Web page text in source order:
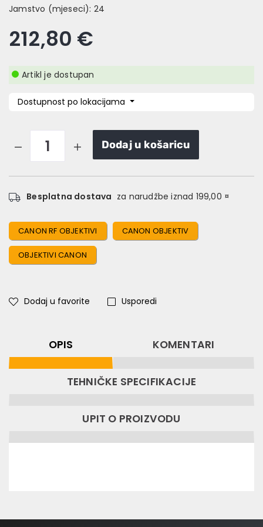
Jamstvo (mjeseci): 24
212,80 €
Artikl je dostupan
Dostupnost po lokacijama
Dodaj u košaricu
Besplatna dostava za narudžbe iznad 199,00 ¤
CANON RF OBJEKTIVI CANON OBJEKTIV
OBJEKTIVI CANON
Dodaj u favorite Usporedi
OPIS KOMENTARI
TEHNIČKE SPECIFIKACIJE
UPIT O PROIZVODU